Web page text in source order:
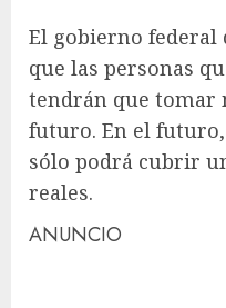
El gobierno federal
que las personas
tendrán que tomar
futuro. En el
sólo podrá cubrir
reales.
ANUNCIO